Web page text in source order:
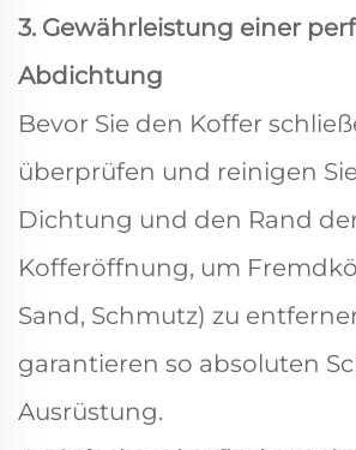
3. Gewährleistung einer
Abdichtung
Bevor Sie den Koffer
überprüfen und reinigen
Dichtung und den Rand
Kofferöffnung, um
Sand, Schmutz) zu
garantieren so absoluten
Ausrüstung.